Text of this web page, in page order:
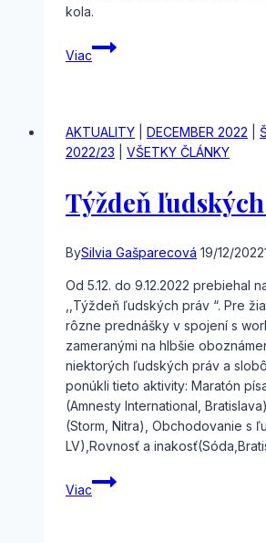
kola.
Viac
Olympiáda
kritického
AKTUALITY DECEMBER 2022
2022/23
VŠETKY ČLÁNKY
Týždeň
BySilvia Gašparecová 19/12/2022
Od 5.12. do 9.12.2022 prebiehal
,,Týždeň ľudských práv “. Pre
rôzne prednášky v spojení s
zameranými na hlbšie
niektorých ľudských práv a
ponúkli tieto aktivity: Maratón
(Amnesty International,
(Storm, Nitra), Obchodovanie s
LV),Rovnosť a
Viac
Týždeň
ľudských